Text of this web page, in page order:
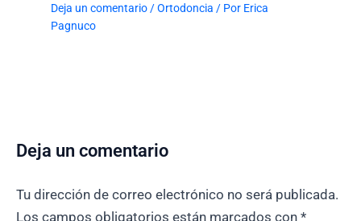
Deja un comentario /Ortodoncia / Por Erica
Pagnuco
Deja un comentario
Tu dirección de correo electrónico no será publicada.
Los campos obligatorios están marcados con *